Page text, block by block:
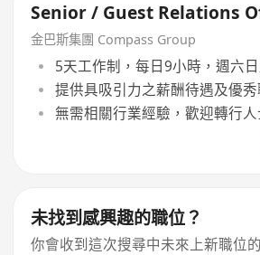
Senior / Guest Relations
金巴斯集團 Compass Group
5天工作制，每日9小時，週六
提供具吸引力之薪酬待遇及優
無需相關行業經驗，歡迎轉行人
未找到感興趣的職位？
你會收到這次搜尋中未來上新職位